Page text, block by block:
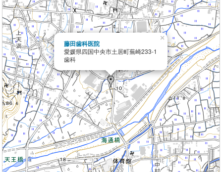
藤田歯科医院
愛媛県四国中央市土居町蕪崎233-1
歯科
×